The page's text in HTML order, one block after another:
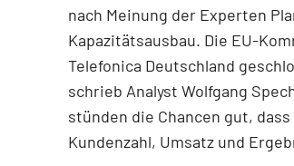
nach Meinung der Experten
Kapazitätsausbau. Die EU-
Telefonica Deutschland
schrieb Analyst Wolfgang
stünden die Chancen gut,
Kundenzahl, Umsatz und